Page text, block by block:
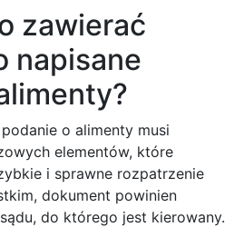
zawierać
napisane
o alimenty musi
elementów, które
i sprawne rozpatrzenie
dokument powinien
do którego jest kierowany.